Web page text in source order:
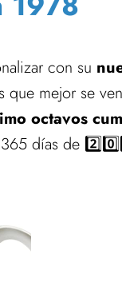
con su
mejor se
octavos
días de